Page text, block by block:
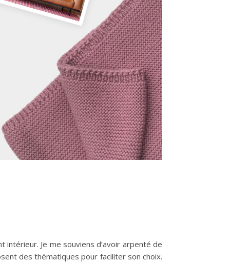
intérieur. Je me souviens d’avoir arpenté de
des thématiques pour faciliter son choix.